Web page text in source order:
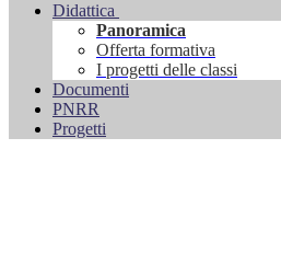
Didattica
Panoramica
Offerta formativa
I progetti delle classi
Documenti
PNRR
Progetti